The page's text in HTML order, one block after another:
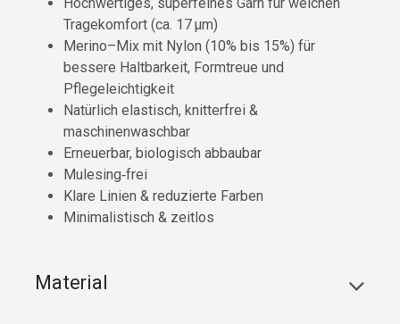
Hochwertiges, superfeines Garn für weichen
Tragekomfort (ca. 17 µm)
Merino–Mix mit Nylon (10% bis 15%) für
bessere Haltbarkeit, Formtreue und
Pflegeleichtigkeit
Natürlich elastisch, knitterfrei &
maschinenwaschbar
Erneuerbar, biologisch abbaubar
Mulesing‑frei
Klare Linien & reduzierte Farben
Minimalistisch & zeitlos
Material